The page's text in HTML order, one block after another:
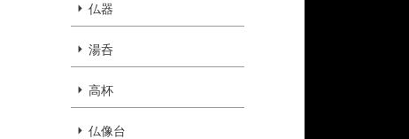
仏器
湯呑
高杯
仏像台